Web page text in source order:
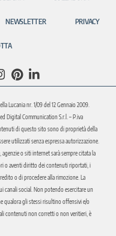
NEWSLETTER PRIVACY
Lucania nr. 1/09 del 12 Gennaio 2009.
Digital Communication S.r.l. – P.iva
di questo sito sono di proprietà della
utilizzati senza espressa autorizzazione.
o siti internet sarà sempre citata la
o aventi diritto dei contenuti riportati, i
o di procedere alla rimozione. La
canali social. Non potendo esercitare un
qualora gli stessi risultino offensivi e/o
contenuti non corretti o non veritieri, è